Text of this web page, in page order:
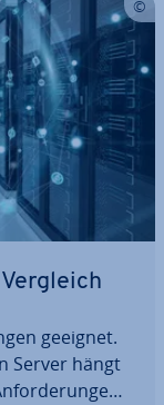
geeignet.
Server hängt